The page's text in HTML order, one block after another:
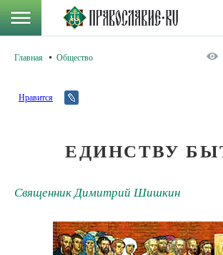
Главная Общество
Нравится
ЕДИНСТВУ
Священник Димитрий Шишкин